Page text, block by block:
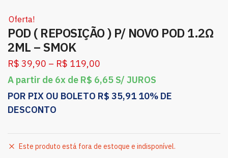
Oferta!
POD ( REPOSIÇÃO ) P/ NOVO POD 1.2Ω
2ML – SMOK
R$ 39,90 – R$ 119,00
A partir de 6x de R$ 6,65 S/ JUROS
POR PIX OU BOLETO R$ 35,91 10% DE
DESCONTO
Este produto está fora de estoque e indisponível.